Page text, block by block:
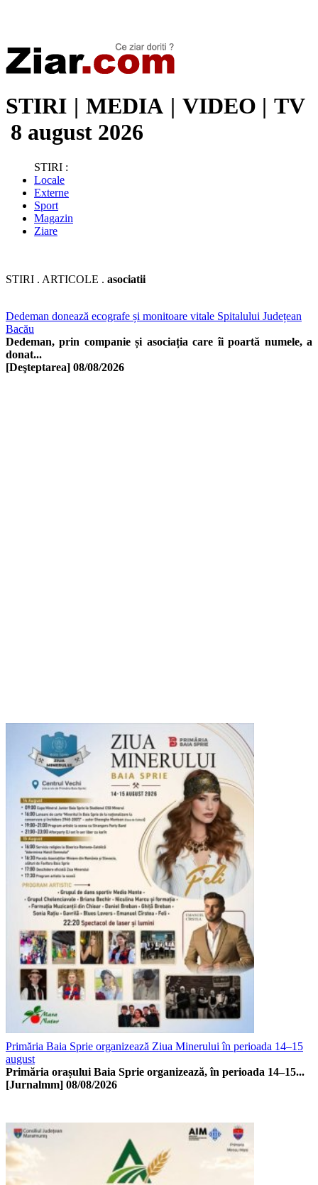
STIRI | MEDIA | VIDEO | TV
8 august 2026
STIRI :
Locale
Externe
Sport
Magazin
Ziare
STIRI . ARTICOLE . asociatii
Dedeman donează ecografe și monitoare vitale Spitalului Județean
Bacău
Dedeman, prin companie și asociația care îi poartă numele, a
donat...
[Deşteptarea] 08/08/2026
Primăria Baia Sprie organizează Ziua Minerului în perioada 14–15
august
Primăria orașului Baia Sprie organizează, în perioada 14–15...
[Jurnalmm] 08/08/2026